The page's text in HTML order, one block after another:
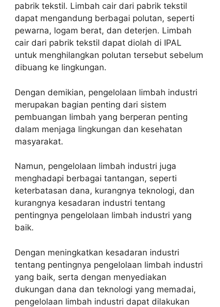
pabrik tekstil. Limbah cair dari pabrik tekstil
dapat mengandung berbagai polutan, seperti
pewarna, logam berat, dan deterjen. Limbah
cair dari pabrik tekstil dapat diolah di IPAL
untuk menghilangkan polutan tersebut sebelum
dibuang ke lingkungan.
Dengan demikian, pengelolaan limbah industri
merupakan bagian penting dari sistem
pembuangan limbah yang berperan penting
dalam menjaga lingkungan dan kesehatan
masyarakat.
Namun, pengelolaan limbah industri juga
menghadapi berbagai tantangan, seperti
keterbatasan dana, kurangnya teknologi, dan
kurangnya kesadaran industri tentang
pentingnya pengelolaan limbah industri yang
baik.
Dengan meningkatkan kesadaran industri
tentang pentingnya pengelolaan limbah industri
yang baik, serta dengan menyediakan
dukungan dana dan teknologi yang memadai,
pengelolaan limbah industri dapat dilakukan